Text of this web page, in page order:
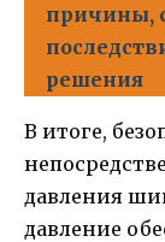
причины,
решения
В итоге,
давления
давление